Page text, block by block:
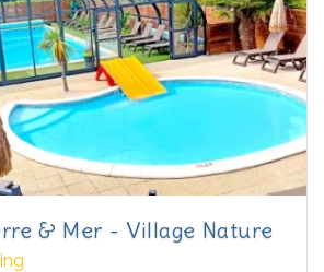
& Mer - Village Nature